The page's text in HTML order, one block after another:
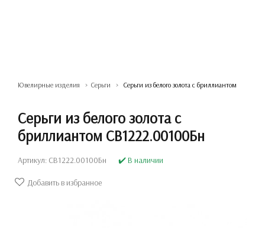
Ювелирные изделия Серьги Серьги из белого золота с бриллиантом
Серьги из белого золота с
бриллиантом СВ1222.00100Бн
Артикул: СВ1222.00100Бн ✔️ В наличии
Добавить в избранное